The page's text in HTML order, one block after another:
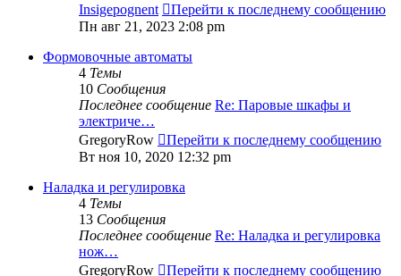
Insigepognent
Перейти к последнему сообщению
Пн авг 21, 2023 2:08 pm
Формовочные автоматы
4 Темы
10 Сообщения
Последнее сообщение Re: Паровые шкафы и
электриче…
GregoryRow
Перейти к последнему сообщению
Вт ноя 10, 2020 12:32 pm
Наладка и регулировка
4 Темы
13 Сообщения
Последнее сообщение Re: Наладка и регулировка
нож…
GregoryRow
Перейти к последнему сообщению